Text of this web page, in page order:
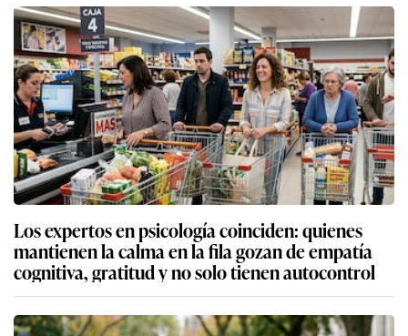
Los expertos en psicología coinciden: quienes
mantienen la calma en la fila gozan de empatía
cognitiva, gratitud y no solo tienen autocontrol